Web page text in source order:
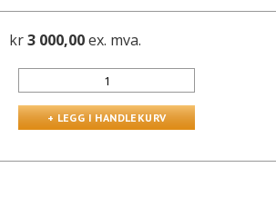
kr3 000,00ex. mva.